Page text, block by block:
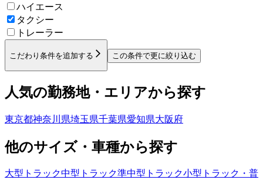
ハイエース
タクシー
トレーラー
こだわり条件を追加する この条件で更に絞り込む
人気の勤務地・エリアから探す
東京都神奈川県埼玉県千葉県愛知県大阪府
他のサイズ・車種から探す
大型トラック中型トラック準中型トラック小型トラック・普